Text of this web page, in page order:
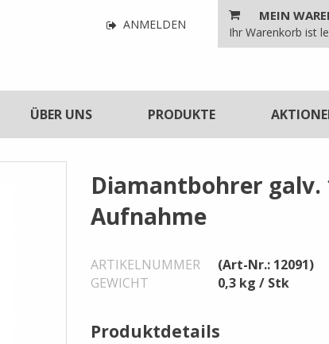
Navigation
Benutzerfunktionen
ANMELDEN
MEIN
Ihr Warenkorb ist
ÜBER UNS PRODUKTE
Diamantbohrer galv.
Aufnahme
ARTIKELNUMMER
(Art-Nr.: 12091)
GEWICHT
0,3 kg / Stk
Produktdetails